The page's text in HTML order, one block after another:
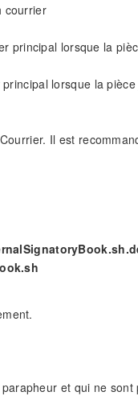
courrier
principal lorsque la
lorsque la
Il est
et qui ne sont